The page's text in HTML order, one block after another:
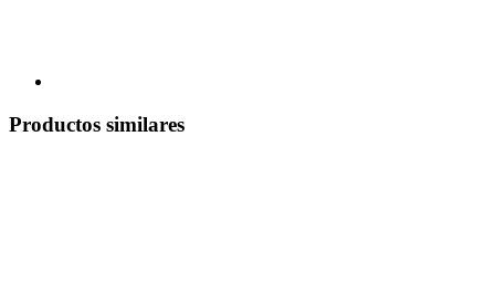
Productos similares